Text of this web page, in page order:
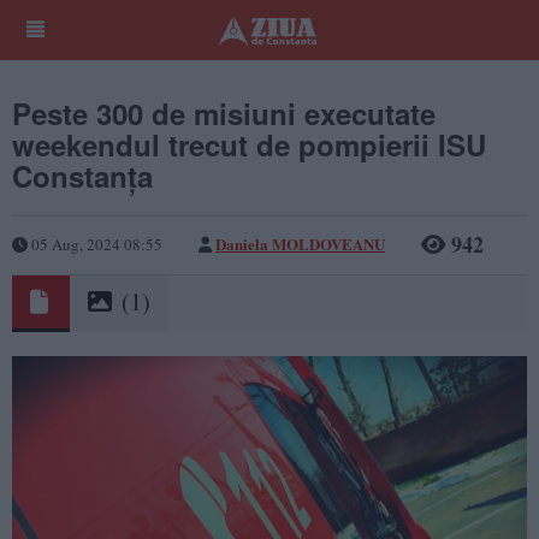
Peste 300 de misiuni executate
weekendul trecut de pompierii ISU
Constanța
05 Aug, 2024 08:55 Daniela MOLDOVEANU 942
(1)